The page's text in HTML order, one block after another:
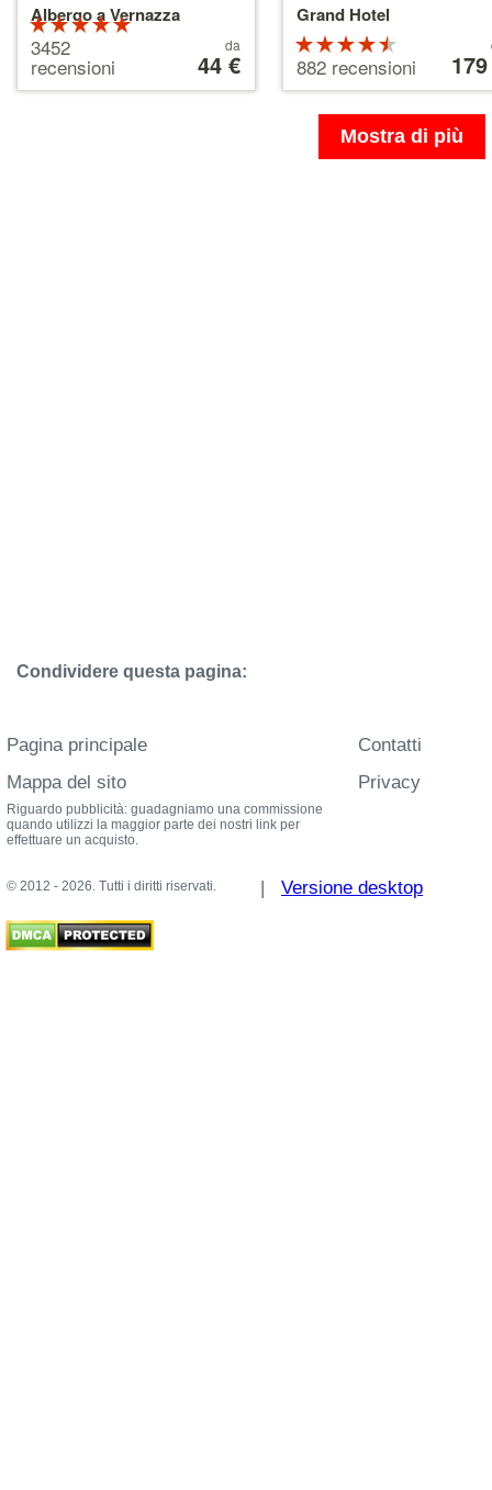
Albergo a VernazzaValutazione:
5 su 5 stelle
3452
recensioni partire
da
da
44 €
Grand Hotel
4.5 su 5
stelle
882 recensioni partire
da
179 €
Mostra di più
Condividere questa pagina:
Pagina principale
Mappa del sito
Contatti
Privacy
Riguardo pubblicità: guadagniamo una commissione
quando utilizzi la maggior parte dei nostri link per
effettuare un acquisto.
© 2012 - 2026. Tutti i diritti riservati. | Versione desktop